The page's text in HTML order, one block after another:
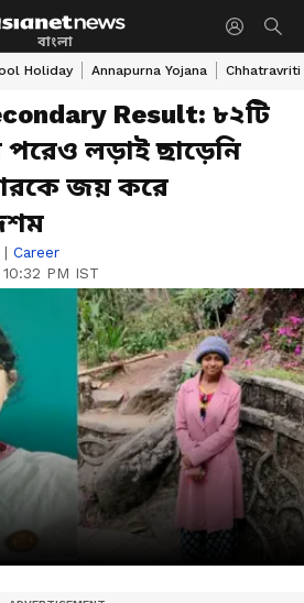
বাংলা
Holiday Annapurna Yojana Chhatravriti
Result: ৮২টি
লড়াই ছাড়েনি
জয় করে
| Career
PM IST